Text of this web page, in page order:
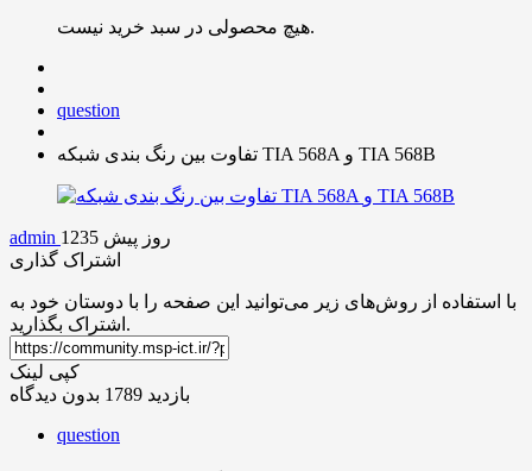
هیچ محصولی در سبد خرید نیست.
question
تفاوت بین رنگ بندی شبکه TIA 568A و TIA 568B
admin
1235 روز پیش
اشتراک گذاری
با استفاده از روش‌های زیر می‌توانید این صفحه را با دوستان خود به
اشتراک بگذارید.
کپی لینک
بازدید 1789
بدون دیدگاه
question